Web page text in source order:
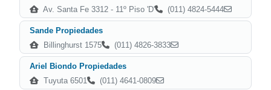
Av. Santa Fe 3312 - 11º Piso 'D'
(011) 4824-5444
Sande Propiedades
Billinghurst 1575
(011) 4826-3833
Ariel Biondo Propiedades
Tuyuta 6501
(011) 4641-0809